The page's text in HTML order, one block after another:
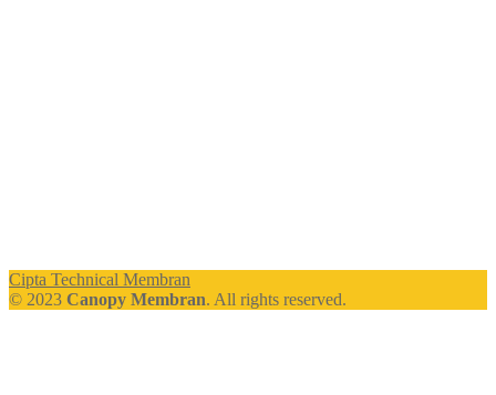
Cipta Technical Membran
© 2023 Canopy Membran. All rights reserved.